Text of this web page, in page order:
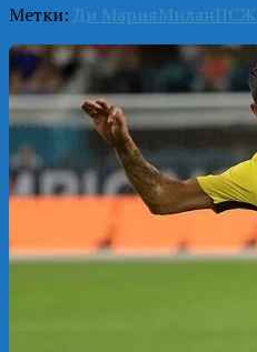
Метки: Ди МарияМиланПСЖ